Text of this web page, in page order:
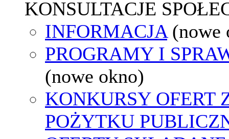
KONSULTACJE
INFORMACJA (nowe
PROGRAMY I
(nowe okno)
KONKURSY OFERT
POŻYTKU